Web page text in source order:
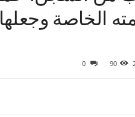
الخاصة
90
0